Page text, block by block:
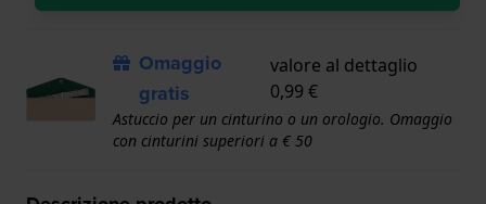
Omaggio
gratis
valore al dettaglio
0,99 €
Astuccio per un cinturino o un orologio. Omaggio
con cinturini superiori a € 50